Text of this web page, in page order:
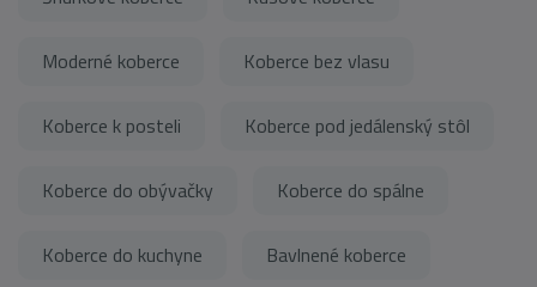
Moderné koberce Koberce bez vlasu
Koberce k posteli Koberce pod jedálenský stôl
Koberce do obývačky Koberce do spálne
Koberce do kuchyne Bavlnené koberce